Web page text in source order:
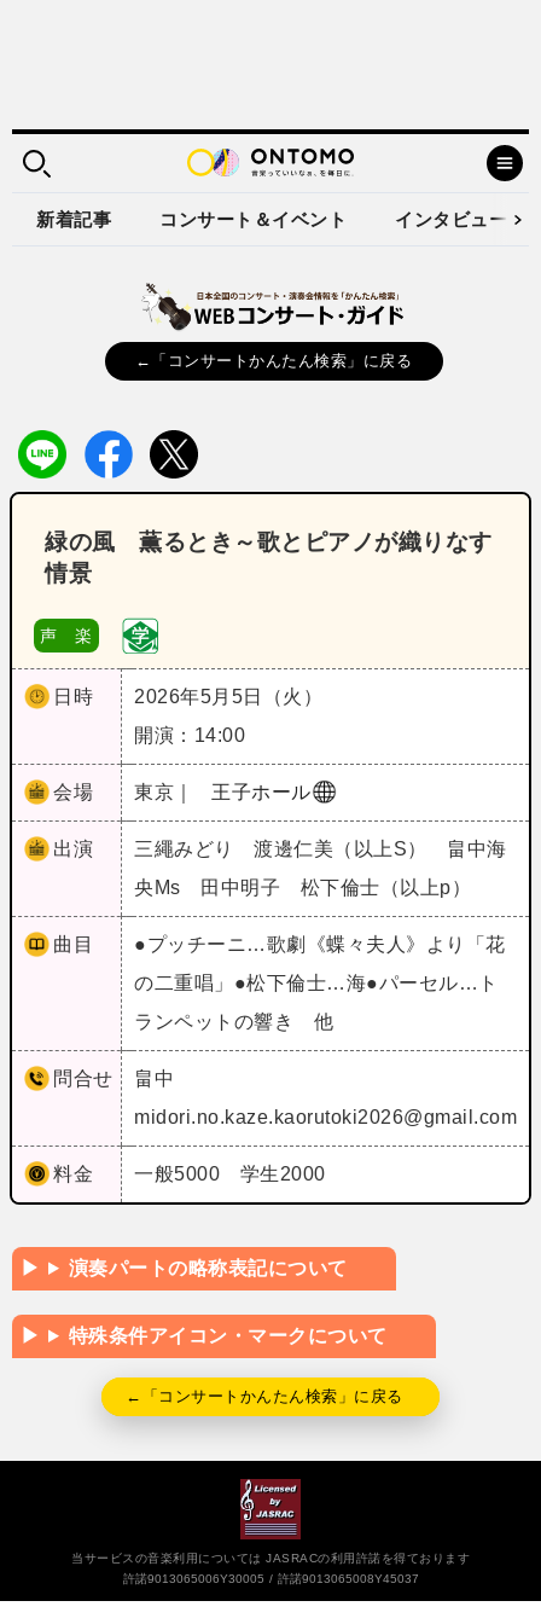
新着記事 コンサート＆イベント インタビュー
←「コンサートかんたん検索」に戻る
緑の風 薫るとき～歌とピアノが織りなす
情景
声 楽
日時
2026年5月5日（火）
開演：14:00
会場 東京｜ 王子ホール
出演
三繩みどり 渡邊仁美（以上S） 畠中海
央Ms 田中明子 松下倫士（以上p）
曲目
●プッチーニ…歌劇《蝶々夫人》より「花
の二重唱」●松下倫士…海●パーセル…ト
ランペットの響き 他
問合せ
畠中
midori.no.kaze.kaorutoki2026@gmail.com
料金 一般5000 学生2000
演奏パートの略称表記について
特殊条件アイコン・マークについて
←「コンサートかんたん検索」に戻る
当サービスの音楽利用については JASRACの利用許諾を得ております
許諾9013065006Y30005
許諾9013065008Y45037